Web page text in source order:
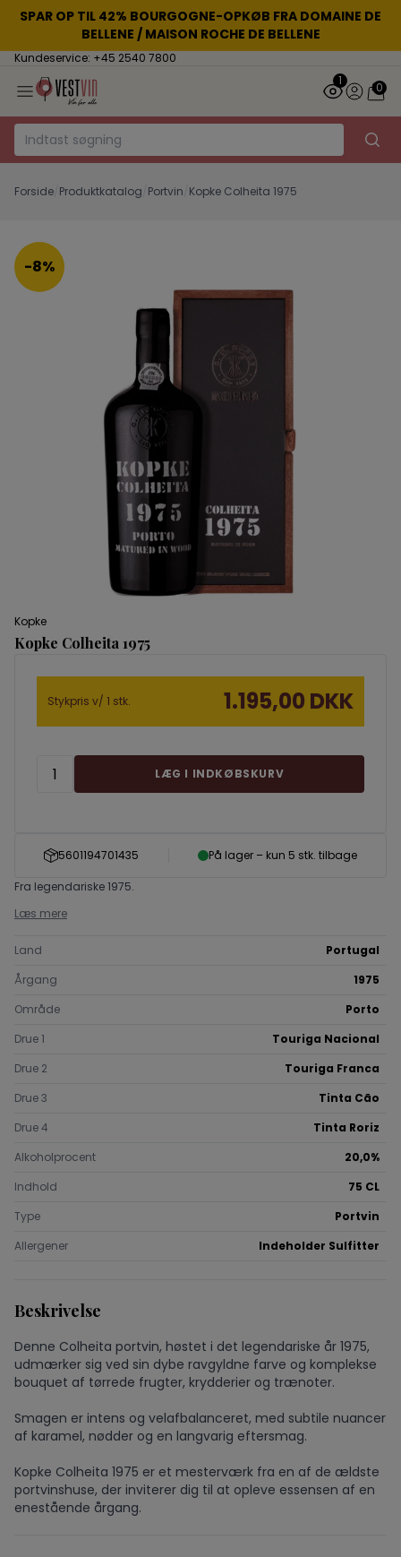
SPAR OP TIL 42% BOURGOGNE-OPKØB FRA DOMAINE DE
BELLENE / MAISON ROCHE DE BELLENE
Kundeservice: +45 2540 7800
1
0
Forside Produktkatalog Portvin Kopke Colheita 1975
-8%
Kopke
Kopke Colheita 1975
5601194701435 På lager – kun 5 stk. tilbage
Fra legendariske 1975.
Læs mere
Land
Portugal
Årgang
1975
Område
Porto
Drue 1
Touriga Nacional
Drue 2
Touriga Franca
Drue 3
Tinta Cão
Drue 4
Tinta Roriz
Alkoholprocent
20,0%
Indhold
75 CL
Type
Portvin
Allergener
Indeholder Sulfitter
Stykpris v/ 1 stk. 1.195,00 DKK
LÆG I INDKØBSKURV
Beskrivelse
Denne Colheita portvin, høstet i det legendariske år 1975,
udmærker sig ved sin dybe ravgyldne farve og komplekse
bouquet af tørrede frugter, krydderier og trænoter.
Smagen er intens og velafbalanceret, med subtile nuancer
af karamel, nødder og en langvarig eftersmag.
Kopke Colheita 1975 er et mesterværk fra en af de ældste
portvinshuse, der inviterer dig til at opleve essensen af en
enestående årgang.